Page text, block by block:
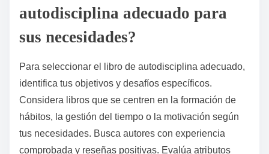
proporcionan estrategias poco convencionales que
mejoran el enfoque y el crecimiento. Por ejemplo,
“Mindset Mastery” profundiza en técnicas de
of Routine” enfatiza el impacto de los rituales diarios
en la eficiencia del aprendizaje. Tales exploraciones
de nicho pueden ofrecer nuevas perspectivas sobre la
formación de hábitos efectivos.